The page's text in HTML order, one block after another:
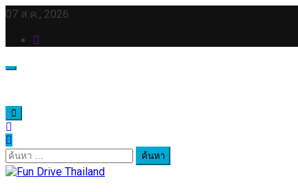
Skip
content
07 ส.ค., 2026
ค้นหา
สำหรับ: